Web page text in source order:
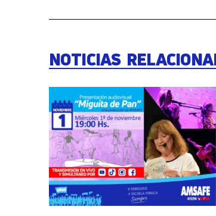
NOTICIAS